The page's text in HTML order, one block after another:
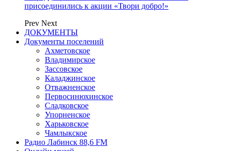
присоединились к акции «Твори добро!»
Prev Next
ДОКУМЕНТЫ
Документы поселений
Ахметовское
Владимирское
Зассовское
Каладжинское
Отважненское
Первосинюхинское
Сладковское
Упорненское
Харьковское
Чамлыкское
Радио Лабинск 88,6 FM